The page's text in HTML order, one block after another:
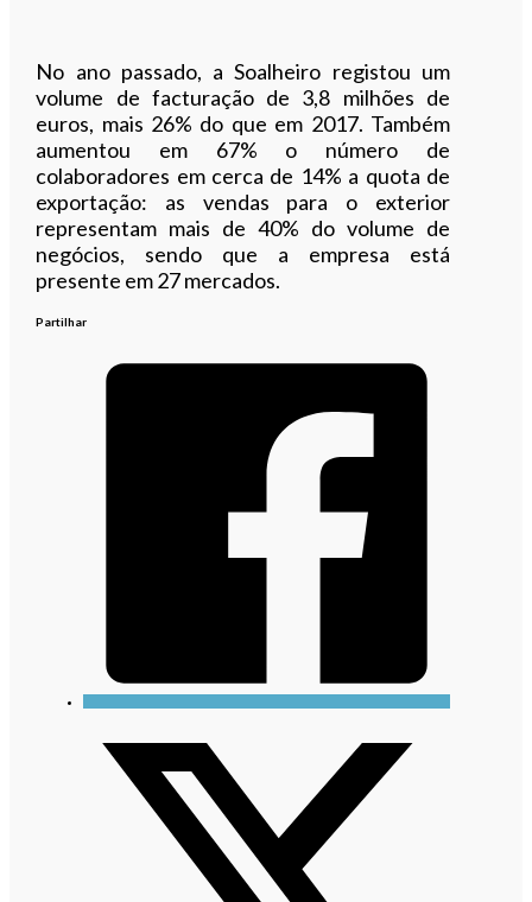
No ano passado, a Soalheiro registou um
volume de facturação de 3,8 milhões de
euros, mais 26% do que em 2017. Também
aumentou em 67% o número de
colaboradores em cerca de 14% a quota de
exportação: as vendas para o exterior
representam mais de 40% do volume de
negócios, sendo que a empresa está
presente em 27 mercados.
Partilhar